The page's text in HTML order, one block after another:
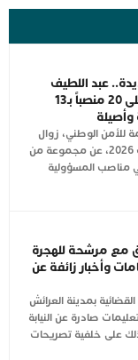
عبد اللطيف
حموشي يؤشر على 20 منصباً بـ13
وأصيلة
للأمن الوطني، زوال
يومه السبت 8 غشت 2026، عن مجموعة من
مناصب المسؤولية
مع مرشحة للهجرة
وأخبار زائفة عن
بمدينة العرائش
صادرة عن النيابة
على خلفية تصريحات